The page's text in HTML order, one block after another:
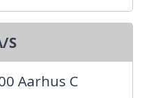
S
Aarhus C